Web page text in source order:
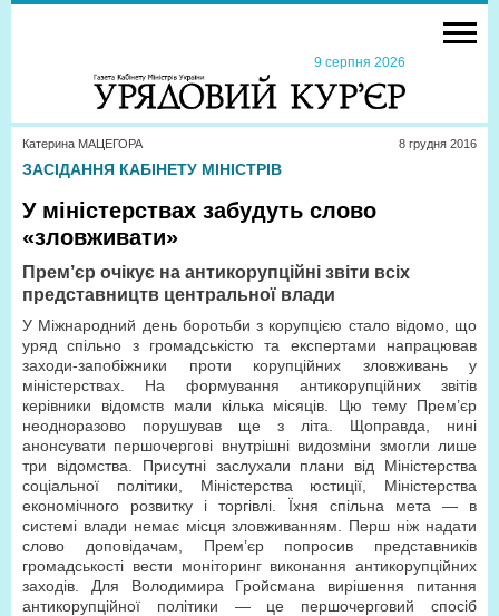
9 серпня 2026
Катерина МАЦЕГОРА 8 грудня 2016
ЗАСІДАННЯ КАБІНЕТУ МІНІСТРІВ
У міністерствах забудуть слово
«зловживати»
Прем’єр очікує на антикорупційні звіти всіх
представництв центральної влади
У Міжнародний день боротьби з корупцією стало відомо, що
уряд спільно з громадськістю та експертами напрацював
заходи-запобіжники проти корупційних зловживань у
міністерствах. На формування антикорупційних звітів
керівники відомств мали кілька місяців. Цю тему Прем’єр
неодноразово порушував ще з літа. Щоправда, нині
анонсувати першочергові внутрішні видозміни змогли лише
три відомства. Присутні заслухали плани від Міністерства
соціальної політики, Міністерства юстиції, Міністерства
економічного розвитку і торгівлі. Їхня спільна мета — в
системі влади немає місця зловживанням. Перш ніж надати
слово доповідачам, Прем’єр попросив представників
громадськості вести моніторинг виконання антикорупційних
заходів. Для Володимира Гройсмана вирішення питання
антикорупційної політики — це першочерговий спосіб